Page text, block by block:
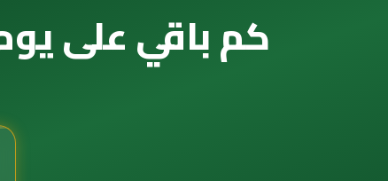
كم باقي على يوم التأسيس 2039 —